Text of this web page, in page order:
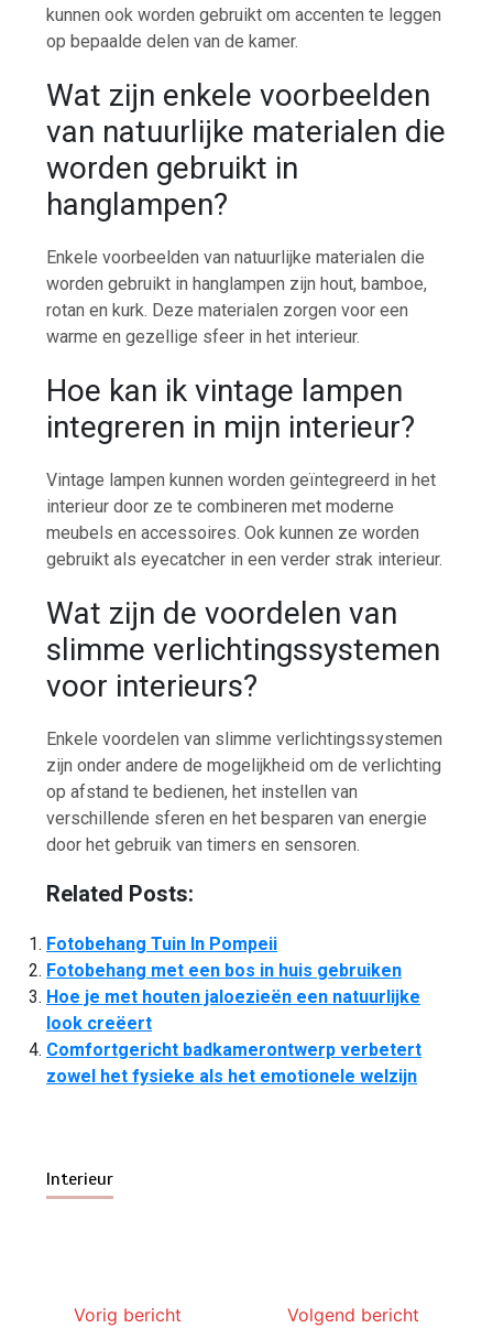
kunnen ook worden gebruikt om accenten te leggen
op bepaalde delen van de kamer.
Wat zijn enkele voorbeelden
van natuurlijke materialen die
worden gebruikt in
hanglampen?
Enkele voorbeelden van natuurlijke materialen die
worden gebruikt in hanglampen zijn hout, bamboe,
rotan en kurk. Deze materialen zorgen voor een
warme en gezellige sfeer in het interieur.
Hoe kan ik vintage lampen
integreren in mijn interieur?
Vintage lampen kunnen worden geïntegreerd in het
interieur door ze te combineren met moderne
meubels en accessoires. Ook kunnen ze worden
gebruikt als eyecatcher in een verder strak interieur.
Wat zijn de voordelen van
slimme verlichtingssystemen
voor interieurs?
Enkele voordelen van slimme verlichtingssystemen
zijn onder andere de mogelijkheid om de verlichting
op afstand te bedienen, het instellen van
verschillende sferen en het besparen van energie
door het gebruik van timers en sensoren.
Related Posts:
Fotobehang Tuin In Pompeii
Fotobehang met een bos in huis gebruiken
Hoe je met houten jaloezieën een natuurlijke
look creëert
Comfortgericht badkamerontwerp verbetert
zowel het fysieke als het emotionele welzijn
Interieur
Vorig bericht Volgend bericht